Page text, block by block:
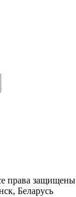
права защищены
Беларусь